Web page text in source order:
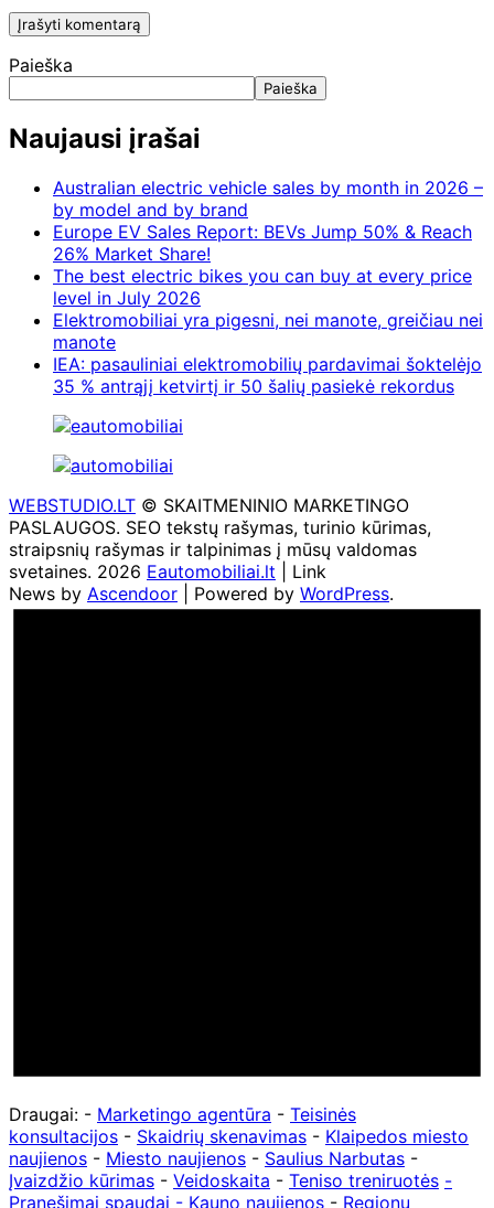
Paieška
Paieška
Naujausi įrašai
Australian electric vehicle sales by month in 2026 –
by model and by brand
Europe EV Sales Report: BEVs Jump 50% & Reach
26% Market Share!
The best electric bikes you can buy at every price
level in July 2026
Elektromobiliai yra pigesni, nei manote, greičiau nei
manote
IEA: pasauliniai elektromobilių pardavimai šoktelėjo
35 % antrąjį ketvirtį ir 50 šalių pasiekė rekordus
WEBSTUDIO.LT © SKAITMENINIO MARKETINGO
PASLAUGOS. SEO tekstų rašymas, turinio kūrimas,
straipsnių rašymas ir talpinimas į mūsų valdomas
svetaines. 2026 Eautomobiliai.lt | Link
News by Ascendoor | Powered by WordPress.
Draugai: - Marketingo agentūra - Teisinės
konsultacijos - Skaidrių skenavimas - Klaipedos miesto
naujienos - Miesto naujienos - Saulius Narbutas -
Įvaizdžio kūrimas - Veidoskaita - Teniso treniruotės -
Pranešimai spaudai - Kauno naujienos - Regionų